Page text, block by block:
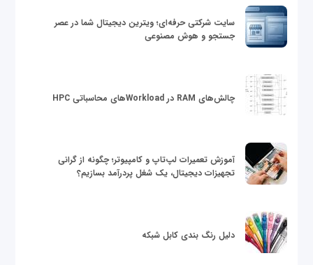
سایت شرکتی حرفه‌ای؛ ویترین دیجیتال شما در عصر
جستجو و هوش مصنوعی
چالش‌های RAM در Workloadهای محاسباتی HPC
آموزش تعمیرات لپ‌تاپ و کامپیوتر؛ چگونه از گرانی
تجهیزات دیجیتال، یک شغل پردرآمد بسازیم؟
دلیل رنگ بندی کابل شبکه